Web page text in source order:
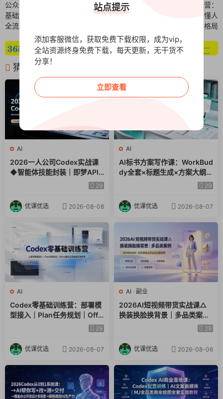
公众号流量主实战特训课：从零学
基础运营+流量提升+内容打造，
全流程变现增收
亲子人性权谋思维与心法修炼营：
260讲音频+文稿，教你读懂人
性、智慧育儿、培养孩子格局
猜你喜欢
AI
2026一人公司Codex实战课
◆智能体技能封装｜即梦API
视频｜电商视觉PPT自动化全29
优课优选 2026-08-08
AI
AI标书方案写作课：WorkBud
dy全套×标题生成×方案大纲×
提示词技巧×废标点检查×豆包
29
优课优选 2026-08-07
AI
Codex零基础训练营：部署模
型接入｜Plan任务规划｜Offic
29
优课优选 2026-08-07
AI · 副业
2026AI短视频带货实战课△
换装换脸换背景｜多品类案例
｜矩阵橱窗运营全套实操教学
29
优课优选 2026-08-06
站点提示
添加客服微信，获取免费下载权限，成为vip，
全站资源终身免费下载，每天更新，无干货不
分享！
立即查看